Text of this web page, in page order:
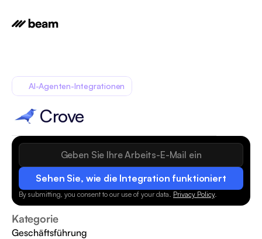
Sehen Sie, wie die Integration funktioniert
By submitting, you consent to our use of your data. Privacy Policy.
Kategorie
Geschäftsführung
AI-Agenten-Integrationen
Crove